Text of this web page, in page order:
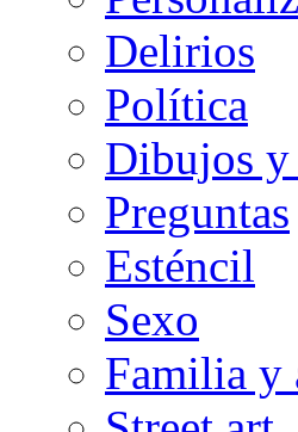
Delirios
Política
Dibujos y
Preguntas
Esténcil
Sexo
Familia y